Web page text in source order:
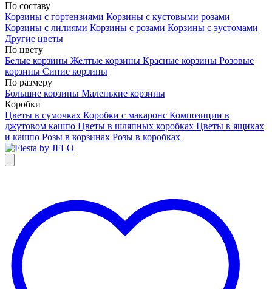
По составу
Корзины с гортензиями Корзины с кустовыми розами
Корзины с лилиями Корзины с розами Корзины с эустомами
Другие цветы
По цвету
Белые корзины Желтые корзины Красные корзины Розовые
корзины Синие корзины
По размеру
Большие корзины Маленькие корзины
Коробки
Цветы в сумочках Коробки с макаронс Композиции в
джутовом кашпо Цветы в шляпных коробках Цветы в ящиках
и кашпо Розы в корзинах Розы в коробках